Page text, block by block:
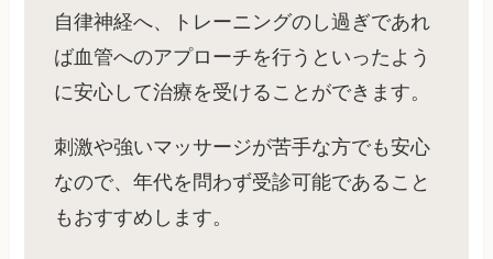
自律神経へ、トレーニングのし過ぎであれ
ば血管へのアプローチを行うといったよう
に安心して治療を受けることができます。
刺激や強いマッサージが苦手な方でも安心
なので、年代を問わず受診可能であること
もおすすめします。